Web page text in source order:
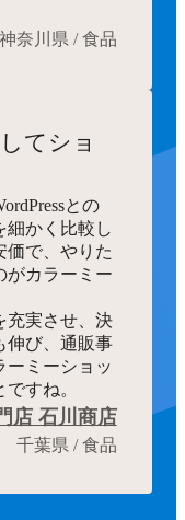
神奈川県 / 食品
てショ
との
細かく比較し
価で、やりた
がカラーミー
充実させ、決
伸び、通販事
ーミーショッ
すね。
店 石川商店
千葉県 / 食品